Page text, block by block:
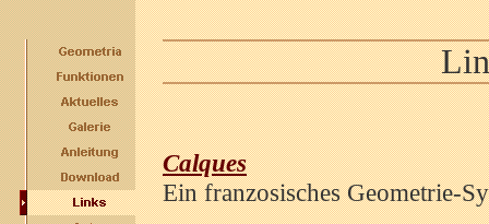
Calques
Ein franzosisches Geometrie-